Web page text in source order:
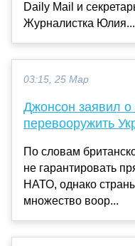
Daily Mail и
Журналистка Юлия...
03:15, 25 Мар
Джонсон заявил
перевооружить
По словам
не гарантировать
НАТО, однако
множество воор...